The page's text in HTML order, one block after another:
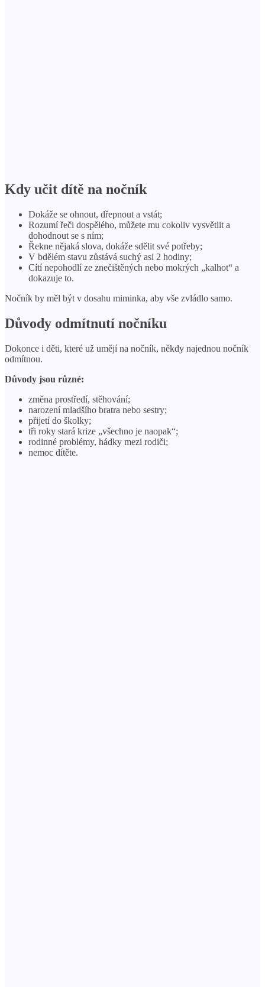
Kdy učit dítě na nočník
Dokáže se ohnout, dřepnout a vstát;
Rozumí řeči dospělého, můžete mu cokoliv vysvětlit a
dohodnout se s ním;
Řekne nějaká slova, dokáže sdělit své potřeby;
V bdělém stavu zůstává suchý asi 2 hodiny;
Cítí nepohodlí ze znečištěných nebo mokrých „kalhot“ a
dokazuje to.
Nočník by měl být v dosahu miminka, aby vše zvládlo samo.
Důvody odmítnutí nočníku
Dokonce i děti, které už umějí na nočník, někdy najednou nočník
odmítnou.
Důvody jsou různé:
změna prostředí, stěhování;
narození mladšího bratra nebo sestry;
přijetí do školky;
tři roky stará krize „všechno je naopak“;
rodinné problémy, hádky mezi rodiči;
nemoc dítěte.